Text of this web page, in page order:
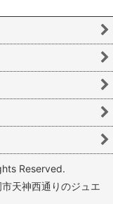
Reserved.
天神西通りのジュエ